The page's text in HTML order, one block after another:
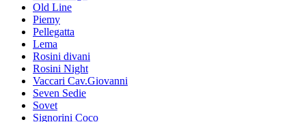
Old Line
Piemy
Pellegatta
Lema
Rosini divani
Rosini Night
Vaccari Cav.Giovanni
Seven Sedie
Sovet
Signorini Coco